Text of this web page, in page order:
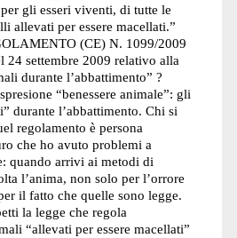
gli esseri viventi, di tutte le
allevati per essere macellati.”
(CE) N. 1099/2009
24 settembre 2009 relativo alla
durante l’abbattimento” ?
“benessere animale”: gli
durante l’abbattimento. Chi si
regolamento è persona
che ho avuto problemi a
quando arrivi ai metodi di
l’anima, non solo per l’orrore
il fatto che quelle sono legge.
la legge che regola
“allevati per essere macellati”